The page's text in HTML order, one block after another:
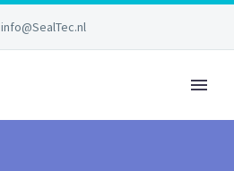
info@SealTec.nl